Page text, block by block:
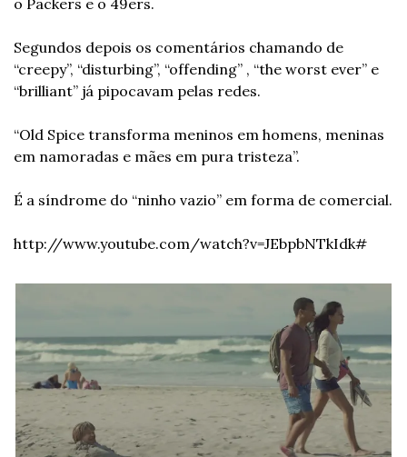
o Packers e o 49ers.
Segundos depois os comentários chamando de
“creepy”, “disturbing”, “offending” , “the worst ever” e
“brilliant” já pipocavam pelas redes.
“Old Spice transforma meninos em homens, meninas
em namoradas e mães em pura tristeza”.
É a síndrome do “ninho vazio” em forma de comercial.
http://www.youtube.com/watch?v=JEbpbNTkIdk#